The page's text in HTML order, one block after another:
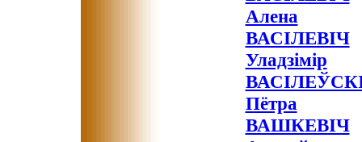
Алена
ВАСІЛЕВІЧ
Уладзімір
Пётра
ВАШКЕВІЧ